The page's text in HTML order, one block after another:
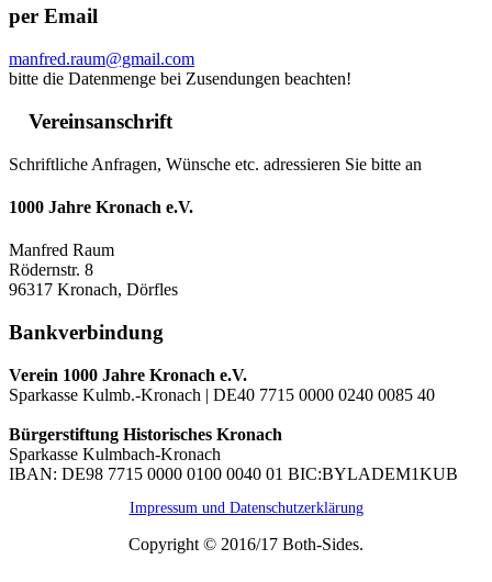
per Email
manfred.raum@gmail.com
bitte die Datenmenge bei Zusendungen beachten!
Vereinsanschrift
Schriftliche Anfragen, Wünsche etc. adressieren Sie bitte an
1000 Jahre Kronach e.V.
Manfred Raum
Rödernstr. 8
96317 Kronach, Dörfles
Bankverbindung
Verein 1000 Jahre Kronach e.V.
Sparkasse Kulmb.-Kronach | DE40 7715 0000 0240 0085 40
Bürgerstiftung Historisches Kronach
Sparkasse Kulmbach-Kronach
IBAN: DE98 7715 0000 0100 0040 01 BIC:BYLADEM1KUB
Impressum und Datenschutzerklärung
Copyright © 2016/17 Both-Sides.